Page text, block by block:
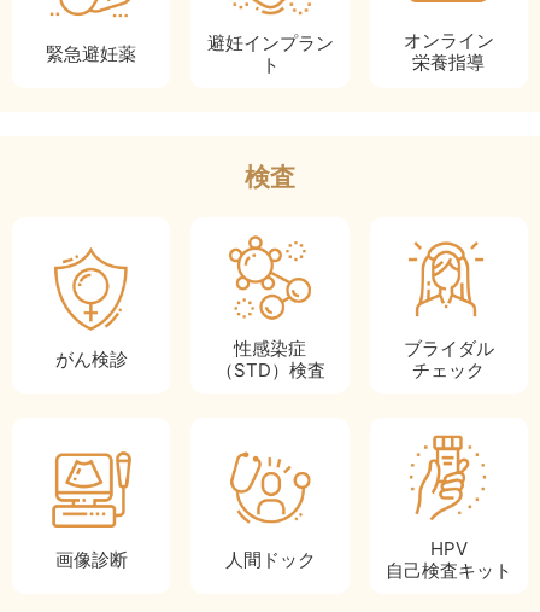
緊急避妊薬
避妊インプラン
ト
オンライン
栄養指導
検査
がん検診
性感染症
（STD）検査
ブライダル
チェック
画像診断 人間ドック
HPV
自己検査キット